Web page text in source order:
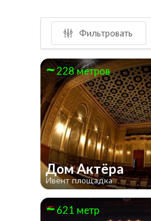
Фильтровать
228 метров
Дом Актёра
Ивент площадка
621 метр